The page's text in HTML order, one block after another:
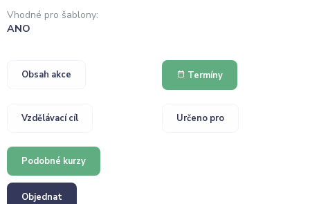
Vhodné pro šablony:
ANO
Obsah akce Termíny
Vzdělávací cíl Určeno pro
Podobné kurzy
Objednat